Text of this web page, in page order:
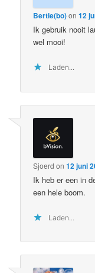
Bertie(bo)on12
Ik gebruik nooit
wel mooi!
Laden...
Sjoerd on12 juni
Ik heb er een in
een hele boom.
Laden...